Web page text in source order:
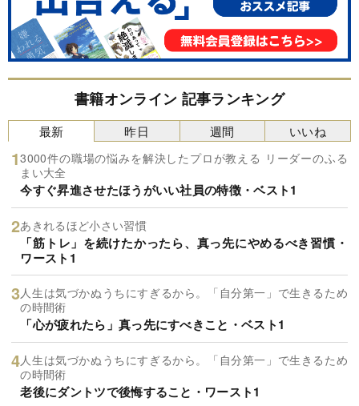
書籍オンライン 記事ランキング
最新
3000件の職場の悩みを解決したプロが教える リーダーのふる
まい大全
今すぐ昇進させたほうがいい社員の特徴・ベスト1
あきれるほど小さい習慣
「筋トレ」を続けたかったら、真っ先にやめるべき習慣・
ワースト1
人生は気づかぬうちにすぎるから。「自分第一」で生きるため
の時間術
「心が疲れたら」真っ先にすべきこと・ベスト1
人生は気づかぬうちにすぎるから。「自分第一」で生きるため
の時間術
老後にダントツで後悔すること・ワースト1
昨日 週間 いいね